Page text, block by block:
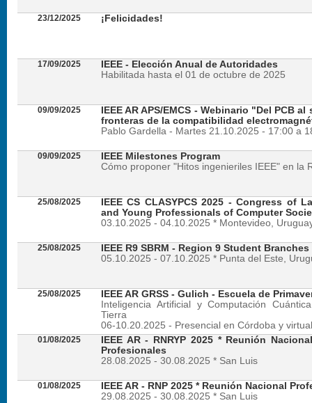
23/12/2025 ¡Felicidades!
17/09/2025
IEEE - Elección Anual de Autoridades
Habilitada hasta el 01 de octubre de 2025
09/09/2025
IEEE AR APS/EMCS - Webinario "Del PCB
fronteras de la compatibilidad
Pablo Gardella - Martes 21.10.2025 - 17:00 a
09/09/2025
IEEE Milestones Program
Cómo proponer "Hitos ingenieriles IEEE" en la
25/08/2025
IEEE CS CLASYPCS 2025 - Congress of
and Young Professionals of Computer
03.10.2025 - 04.10.2025 * Montevideo,
25/08/2025
IEEE R9 SBRM - Region 9 Student
05.10.2025 - 07.10.2025 * Punta del Este,
25/08/2025
IEEE AR GRSS - Gulich - Escuela de
Inteligencia Artificial y Computación
Tierra
06-10.20.2025 - Presencial en Córdoba y virtual
01/08/2025
IEEE AR - RNRYP 2025 * Reunión
Profesionales
28.08.2025 - 30.08.2025 * San Luis
01/08/2025
IEEE AR - RNP 2025 * Reunión Nacional
29.08.2025 - 30.08.2025 * San Luis